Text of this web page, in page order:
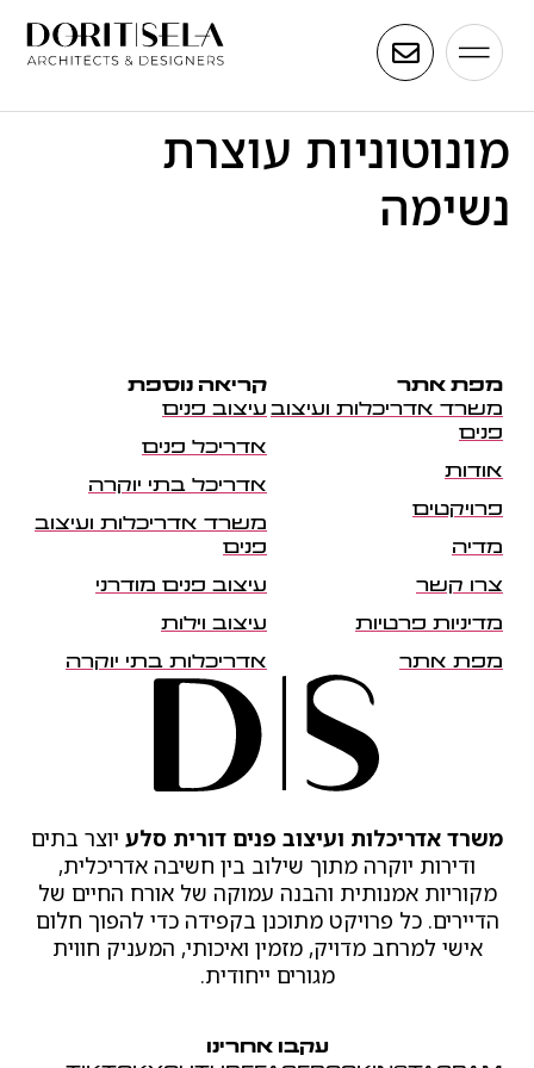
מונוטוניות עוצרת
נשימה
משרד אדריכלות ועיצוב פנים דורית סלע יוצר בתים
ודירות יוקרה מתוך שילוב בין חשיבה אדריכלית,
מקוריות אמנותית והבנה עמוקה של אורח החיים של
הדיירים. כל פרויקט מתוכנן בקפידה כדי להפוך חלום
אישי למרחב מדויק, מזמין ואיכותי, המעניק חווית
מגורים ייחודית.
עקבו אחרינו
מפת אתר
משרד אדריכלות ועיצוב
פנים
אודות
פרויקטים
מדיה
צרו קשר
מדיניות פרטיות
מפת אתר
קריאה נוספת
עיצוב פנים
אדריכל פנים
אדריכל בתי יוקרה
משרד אדריכלות ועיצוב
פנים
עיצוב פנים מודרני
עיצוב וילות
אדריכלות בתי יוקרה